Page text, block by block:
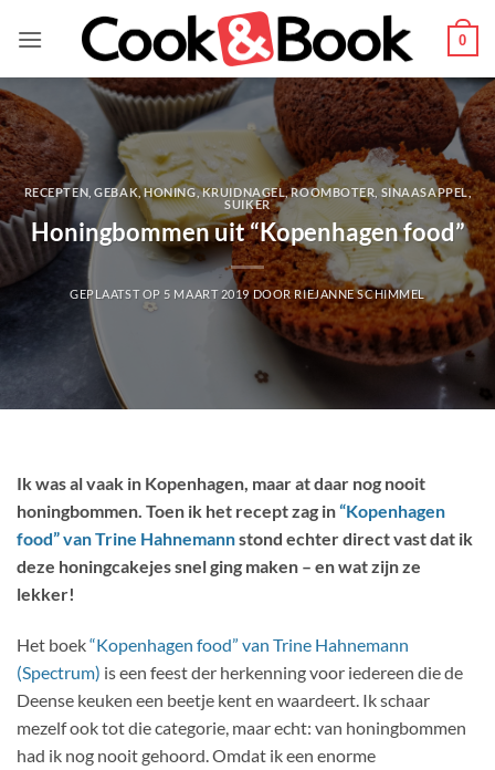
naar
0
RECEPTEN ,GEBAK,HONING,KRUIDNAGEL,ROOMBOTER SINAASAPPEL,
SUIKER
Honingbommen uit “Kopenhagen food”
GEPLAATST OP 5 MAART 2019 DOORRIEJANNE SCHIMMEL
Ik was al vaak in Kopenhagen, maar at daar nog nooit
honingbommen. Toen ik het recept zag in“Kopenhagen
food” van Trine Hahnemannstond echter direct vast dat ik
deze honingcakejes snel ging maken – en wat zijn ze
lekker!
Het boek“Kopenhagen food” van Trine Hahnemann
(Spectrum) is een feest der herkenning voor iedereen die de
Deense keuken een beetje kent en waardeert. Ik schaar
mezelf ook tot die categorie, maar echt: van honingbommen
had ik nog nooit gehoord. Omdat ik een enorme